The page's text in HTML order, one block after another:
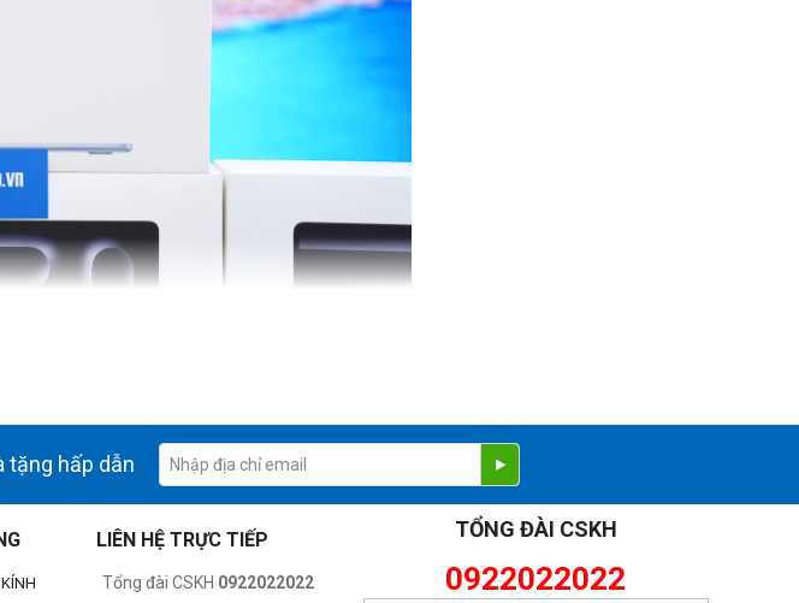
tặng hấp dẫn
LIÊN HỆ TRỰC TIẾP
Tổng đài CSKH 0922022022
TỔNG ĐÀI CSKH
0922022022